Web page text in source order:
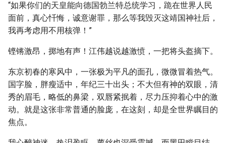
“如果你们的天皇能向德国勃兰特总统学习，跪在世界人民
面前，真心忏悔，诚意谢罪，那么等我毁灭这靖国神社后，
我再考虑用不用核弹！”
铿锵激昂，掷地有声！江伟越说越激愤，一把将头盔摘下。
东京初春的寒风中，一张极为平凡的面孔，微微冒着热气。
国字脸，胖瘦适中，年纪三十出头；不大但有神的双眼，清
秀的眉毛，略低的鼻梁，双唇紧抿着，尽力压抑着心中的激
动。就是这张非常普通的脸庞，在这刻，却是全世界瞩目的
焦点。